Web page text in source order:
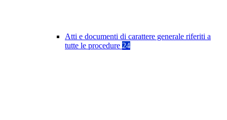
Atti e documenti di carattere generale riferiti a
tutte le procedure 24